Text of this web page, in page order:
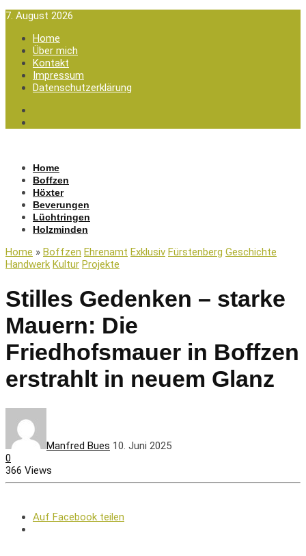
7. August 2026
Home
Über mich
Kontakt
Impressum
Datenschutzerklärung
Home
Boffzen
Höxter
Beverungen
Lüchtringen
Holzminden
Home » Boffzen Ehrenamt Exklusiv Fürstenberg Geschichte
Handwerk Kultur Projekte
Stilles Gedenken – starke
Mauern: Die
Friedhofsmauer in Boffzen
erstrahlt in neuem Glanz
Manfred Bues 10. Juni 2025
0
366 Views
Auf Facebook teilen